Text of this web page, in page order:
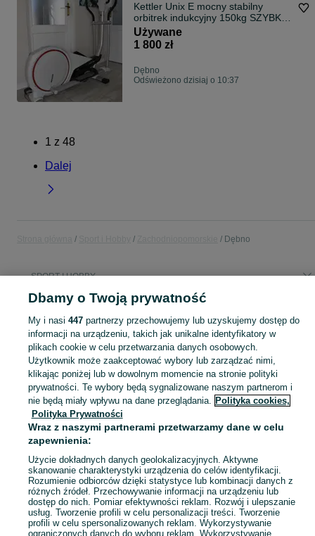
Kettler Unix E mocny stabilny
orbitrek indukcyjny 150kg SZYBKA
WYSYŁKA
Używane
1 800 zł
Dębno
Odświeżono dzisiaj o 10:37
1 z 48
Dalej
Dębno
SPORT I HOBBY
KATEGORIA
Sprzedaż sprzętu sportowego i hobby Dębno ▶️ Szeroki wybór produktów ✅ Nowe i używane w atrakcyjnych cenach ✌ Sprawdź ogłoszenia na OLX.pl!
Mapa kategorii
Mapa miejscowości
Mapa ministron
Popularne wyszukiwania
Dbamy o Twoją prywatność
My i nasi 447partnerzy przechowujemy lub uzyskujemy dostęp do
informacji na urządzeniu, takich jak unikalne identyfikatory w
plikach cookie w celu przetwarzania danych osobowych.
Użytkownik może zaakceptować wybory lub zarządzać nimi,
klikając poniżej lub w dowolnym momencie na stronie polityki
prywatności. Te wybory będą sygnalizowane naszym partnerom i
nie będą miały wpływu na dane przeglądania. Polityka cookies,
Polityka Prywatności
Wraz z naszymi partnerami przetwarzamy dane w celu
zapewnienia:
Użycie dokładnych danych geolokalizacyjnych. Aktywne
skanowanie charakterystyki urządzenia do celów identyfikacji.
Rozumienie odbiorców dzięki statystyce lub kombinacji danych z
różnych źródeł. Przechowywanie informacji na urządzeniu lub
dostęp do nich. Pomiar efektywności reklam. Rozwój i ulepszanie
usług. Tworzenie profili w celu personalizacji treści. Tworzenie
profili w celu spersonalizowanych reklam. Wykorzystywanie
ograniczonych danych do wyboru reklam. Wykorzystywanie